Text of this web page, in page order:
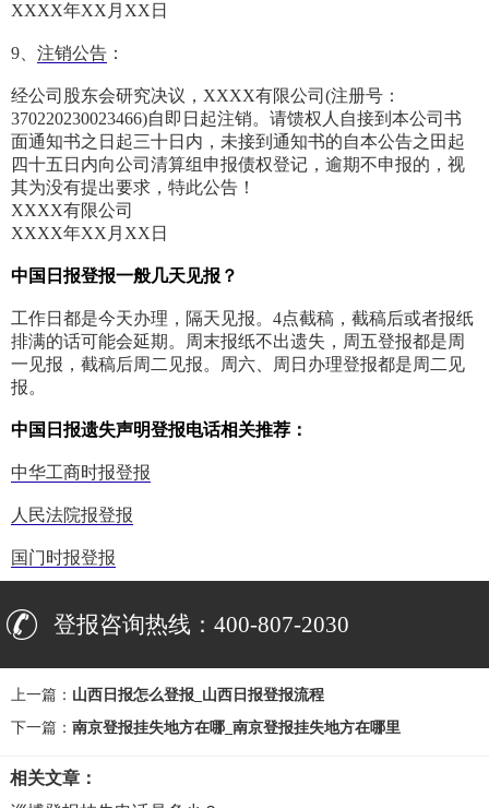
XXXX年XX月XX日
9、 注销公告 ：
经公司股东会研究决议，XXXX有限公司(注册号：
370220230023466)自即日起注销。请馈权人自接到本公司书
面通知书之日起三十日内，未接到通知书的自本公告之田起
四十五日内向公司清算组申报债权登记，逾期不申报的，视
其为没有提出要求，特此公告！
XXXX有限公司
XXXX年XX月XX日
中国日报登报一般几天见报？
工作日都是今天办理，隔天见报。4点截稿，截稿后或者报纸
排满的话可能会延期。周末报纸不出遗失，周五登报都是周
一见报，截稿后周二见报。周六、周日办理登报都是周二见
报。
中国日报遗失声明登报电话相关推荐：
中华工商时报登报
人民法院报登报
国门时报登报
登报咨询热线：400-807-2030
上一篇： 山西日报怎么登报_山西日报登报流程
下一篇： 南京登报挂失地方在哪_南京登报挂失地方在哪里
相关文章：